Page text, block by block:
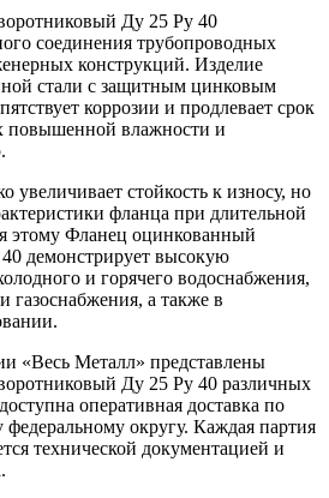
Ду 25 Ру 40
соединения трубопроводных
конструкций. Изделие
стали с защитным цинковым
коррозии и продлевает срок
повышенной влажности и
увеличивает стойкость к износу, но
фланца при длительной
этому Фланец оцинкованный
демонстрирует высокую
и горячего водоснабжения,
газоснабжения, а также в
«Весь Металл» представлены
Ду 25 Ру 40 различных
оперативная доставка по
округу. Каждая партия
технической документацией и